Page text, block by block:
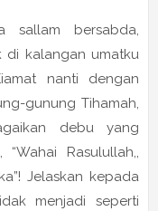
sallam bersabda,
di kalangan umatku
nanti dengan
gunung Tihamah,
debu yang
“Wahai Rasulullah,,
Jelaskan kepada
menjadi seperti